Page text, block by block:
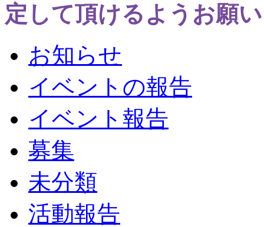
定して頂けるようお願
お知らせ
イベントの報告
イベント報告
募集
未分類
活動報告